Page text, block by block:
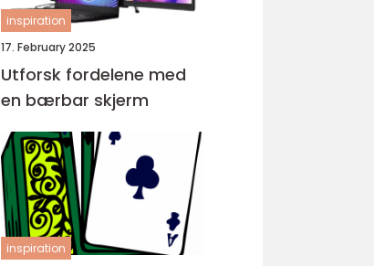
inspiration
17. February 2025
Utforsk fordelene med
en bærbar skjerm
inspiration